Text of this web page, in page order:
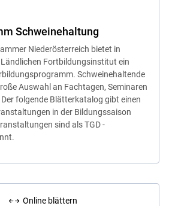
Schweinehaltung
Niederösterreich bietet in
Fortbildungsinstitut ein
Schweinehaltende
Auswahl an Fachtagen, Seminaren
folgende Blätterkatalog gibt einen
in der Bildungssaison
sind als TGD -
Online blättern